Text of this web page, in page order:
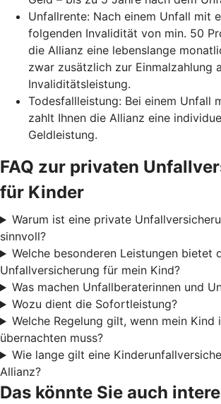
Unfallrente: Nach einem Unfall mit
folgenden Invalidität von min. 50
die Allianz eine lebenslange
zwar zusätzlich zur Einmalzahlung
Invaliditätsleistung.
Todesfallleistung: Bei einem Unfall
zahlt Ihnen die Allianz eine
Geldleistung.
FAQ zur privaten
für Kinder
Warum ist eine private
sinnvoll?
Welche besonderen Leistungen bietet
Unfallversicherung für mein Kind?
Was machen Unfallberaterinnen und
Wozu dient die Sofortleistung?
Welche Regelung gilt, wenn mein Kind
übernachten muss?
Wie lange gilt eine
Allianz?
Das könnte Sie auch